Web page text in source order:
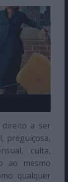
direito a ser
preguiçosa,
culta,
ao mesmo
qualquer